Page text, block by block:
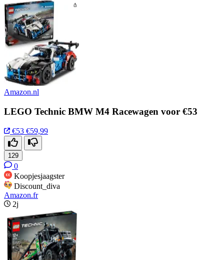
Amazon.nl
LEGO Technic BMW M4 Racewagen voor €53
€53 €59,99
129
0
Koopjesjaagster
Discount_diva
Amazon.fr
2j